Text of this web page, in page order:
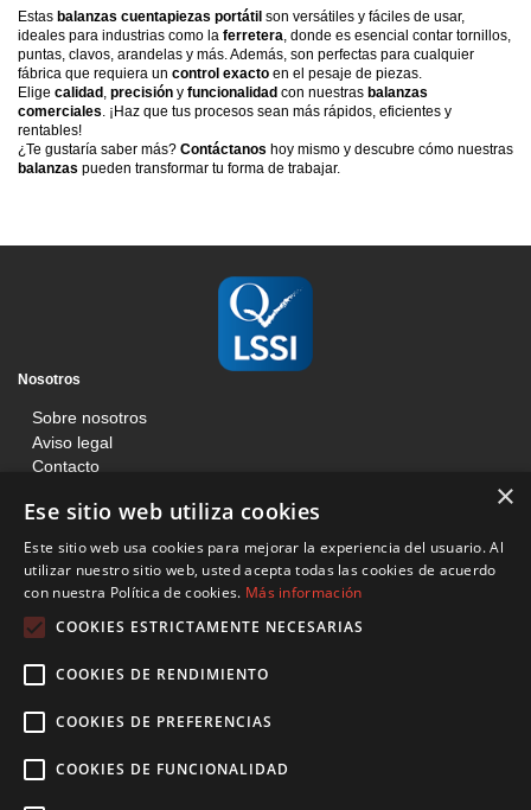
Estas balanzas cuentapiezas portátil son versátiles y fáciles de usar,
ideales para industrias como la ferretera, donde es esencial contar tornillos,
puntas, clavos, arandelas y más. Además, son perfectas para cualquier
fábrica que requiera un control exacto en el pesaje de piezas.
Elige calidad , precisión y funcionalidad con nuestras balanzas
comerciales. ¡Haz que tus procesos sean más rápidos, eficientes y
rentables!
¿Te gustaría saber más? Contáctanos hoy mismo y descubre cómo nuestras
balanzas pueden transformar tu forma de trabajar.
Nosotros
Sobre nosotros
Aviso legal
Contacto
Términos y condiciones
Condiciones de venta web
Política de cookies
C/ Mossen Jacinto Verdaguer, 201, Local, Sant Boi de Llobregat 08830
btomas@basculasfranciscotomas.com
×
Ese sitio web utiliza cookies
Este sitio web usa cookies para mejorar la experiencia del usuario. Al
utilizar nuestro sitio web, usted acepta todas las cookies de acuerdo
con nuestra Política de cookies. Más información
COOKIES ESTRICTAMENTE NECESARIAS
COOKIES DE RENDIMIENTO
COOKIES DE PREFERENCIAS
COOKIES DE FUNCIONALIDAD